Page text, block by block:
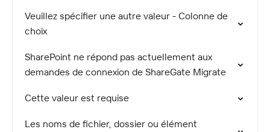
Veuillez spécifier une autre valeur - Colonne de
choix
SharePoint ne répond pas actuellement aux
demandes de connexion de ShareGate Migrate
Cette valeur est requise
Les noms de fichier, dossier ou élément